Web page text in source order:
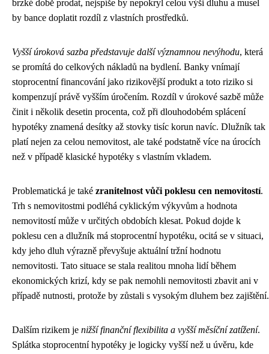
brzké době prodat, nejspíše by nepokryl celou výši dluhu a musel
by bance doplatit rozdíl z vlastních prostředků.
Vyšší úroková sazba představuje další významnou nevýhodu, která
se promítá do celkových nákladů na bydlení. Banky vnímají
stoprocentní financování jako rizikovější produkt a toto riziko si
kompenzují právě vyšším úročením. Rozdíl v úrokové sazbě může
činit i několik desetin procenta, což při dlouhodobém splácení
hypotéky znamená desítky až stovky tisíc korun navíc. Dlužník tak
platí nejen za celou nemovitost, ale také podstatně více na úrocích
než v případě klasické hypotéky s vlastním vkladem.
Problematická je také zranitelnost vůči poklesu cen nemovitostí.
Trh s nemovitostmi podléhá cyklickým výkyvům a hodnota
nemovitostí může v určitých obdobích klesat. Pokud dojde k
poklesu cen a dlužník má stoprocentní hypotéku, ocitá se v situaci,
kdy jeho dluh výrazně převyšuje aktuální tržní hodnotu
nemovitosti. Tato situace se stala realitou mnoha lidí během
ekonomických krizí, kdy se pak nemohli nemovitosti zbavit ani v
případě nutnosti, protože by zůstali s vysokým dluhem bez zajištění.
Dalším rizikem je nižší finanční flexibilita a vyšší měsíční zatížení.
Splátka stoprocentní hypotéky je logicky vyšší než u úvěru, kde